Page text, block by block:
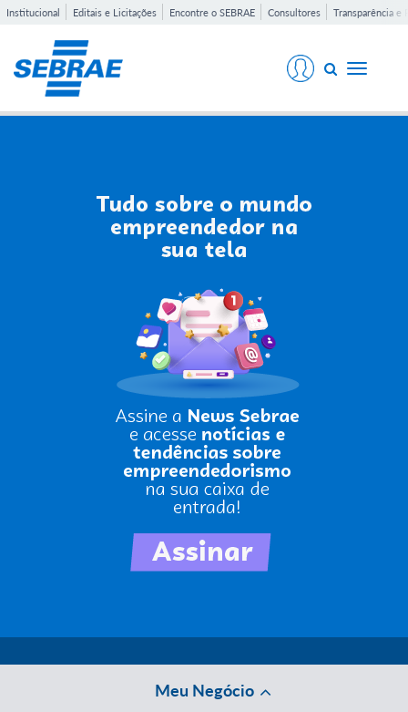
Institucional Editais e Licitações Encontre o SEBRAE Consultores Transparência e
Toggle
Meu Negócio